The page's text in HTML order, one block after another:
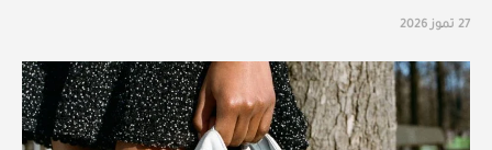
27 تموز 2026